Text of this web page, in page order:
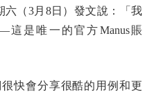
六（3月8日）發文說：「我
是唯一的官方Manus賬
會分享很酷的用例和更